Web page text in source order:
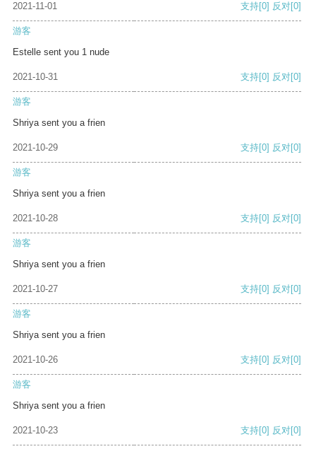
2021-11-01 支持[0] 反对[0]
游客
Estelle sent you 1 nude
2021-10-31 支持[0] 反对[0]
游客
Shriya sent you a frien
2021-10-29 支持[0] 反对[0]
游客
Shriya sent you a frien
2021-10-28 支持[0] 反对[0]
游客
Shriya sent you a frien
2021-10-27 支持[0] 反对[0]
游客
Shriya sent you a frien
2021-10-26 支持[0] 反对[0]
游客
Shriya sent you a frien
2021-10-23 支持[0] 反对[0]